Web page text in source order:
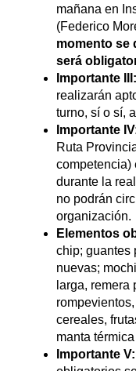
mañana en
(Federico
momento se
será
Importante III:
realizarán
turno, sí o sí,
Importante
Ruta
competencia)
durante la
no podrán
organización.
Elementos
chip; guantes
nuevas;
larga, remera
cereales,
manta
Importante V: